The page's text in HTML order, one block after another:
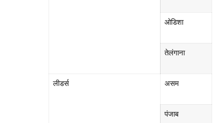
ओडिशा
तेलंगाना
लीडर्स असम
पंजाब